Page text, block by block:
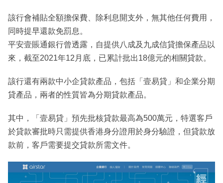
該行會補貼全額擔保費、除利息開支外，無其他任何費用，
同時提早還款免罰息。
平安壹賬通銀行曾透露，自提供八成及九成信貸擔保產品以
來，截至2021年12月底，已累計批出18億元的相關貸款。
該行還有兩款中小企貸款產品，包括「壹易貸」和企業分期
貸產品，兩者的性質皆為分期貸款產品。
其中，「壹易貸」預先批核貸款最高為500萬元，特選客戶
於貸款審批時只需提供香港身分證用於身分驗證，但貸款放
款前，客戶需要提交貸款所需文件。